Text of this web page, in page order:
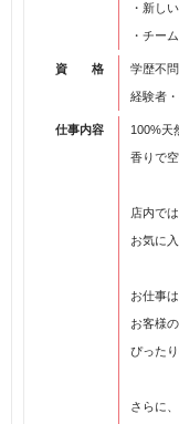
・新し
・チー
資 格 学歴不問
経験者
仕事内容 100%天
香りで
店内で
お気に
お仕事
お客様
ぴった
さらに